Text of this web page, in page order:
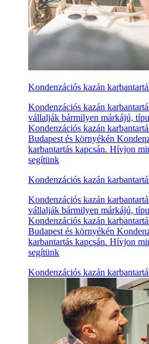
Kondenzációs kazán
Kondenzációs kazán
vállalják bármilyen márkájú,
Kondenzációs kazán
Budapest és környékén
karbantartás kapcsán. Hívjon
segítünk
Kondenzációs kazán
Kondenzációs kazán
vállalják bármilyen márkájú,
Kondenzációs kazán
Budapest és környékén
karbantartás kapcsán. Hívjon
segítünk
Kondenzációs kazán